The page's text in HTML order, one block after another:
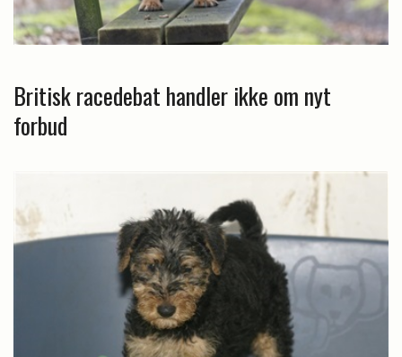
Britisk racedebat handler ikke om nyt
forbud